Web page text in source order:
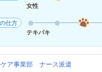
女性
仕方
テキパキ
ア事業部 ナース派遣